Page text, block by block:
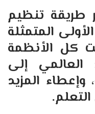
طريقة تنظيم
المتمثلة
كل الأنظمة
العالمي إلى
وإعطاء المزيد